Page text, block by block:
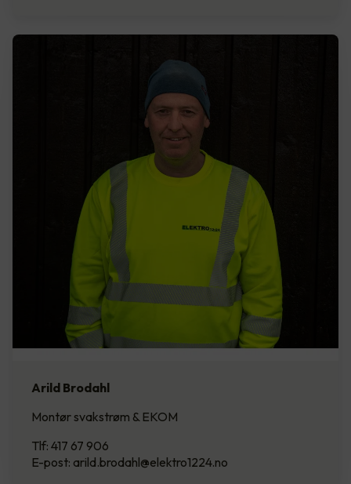
Arild Brodahl
Montør svakstrøm & EKOM
Tlf: 417 67 906
E-post: arild.brodahl@elektro1224.no